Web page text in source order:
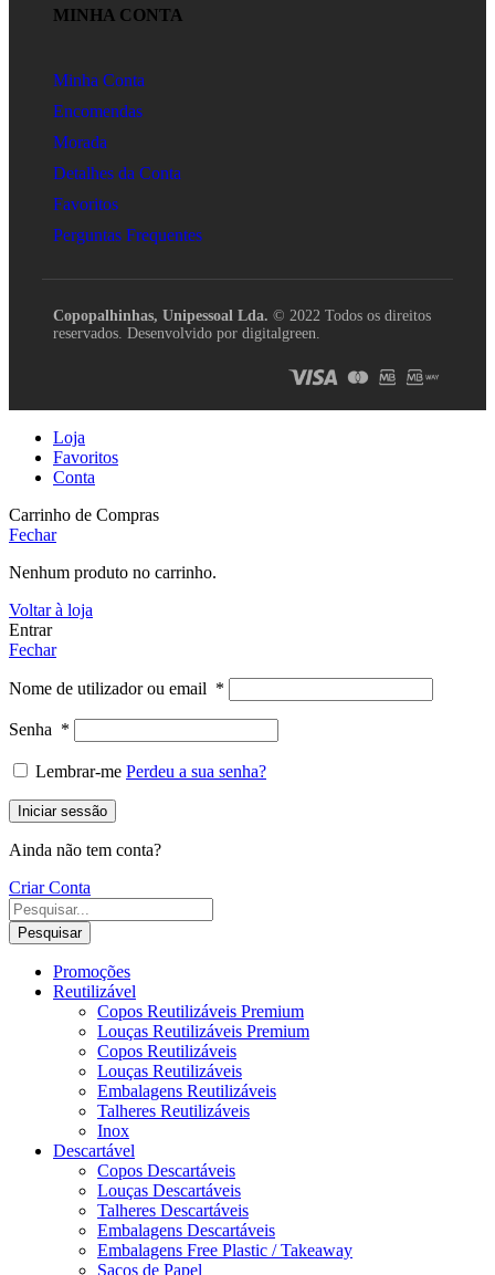
MINHA CONTA
Minha Conta
Encomendas
Morada
Detalhes da Conta
Favoritos
Perguntas Frequentes
Copopalhinhas, Unipessoal Lda. © 2022 Todos os direitos
reservados. Desenvolvido por digitalgreen.
Loja
Favoritos
Conta
Carrinho de Compras
Fechar
Nenhum produto no carrinho.
Voltar à loja
Entrar
Fechar
Nome de utilizador ou email *
Senha *
Lembrar-me Perdeu a sua senha?
Iniciar sessão
Ainda não tem conta?
Criar Conta
Pesquisar
Promoções
Reutilizável
Copos Reutilizáveis Premium
Louças Reutilizáveis Premium
Copos Reutilizáveis
Louças Reutilizáveis
Embalagens Reutilizáveis
Talheres Reutilizáveis
Inox
Descartável
Copos Descartáveis
Louças Descartáveis
Talheres Descartáveis
Embalagens Descartáveis
Embalagens Free Plastic / Takeaway
Sacos de Papel